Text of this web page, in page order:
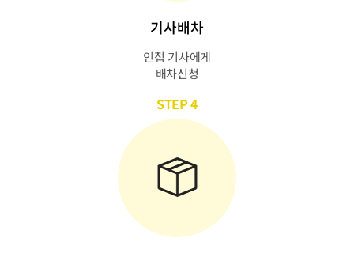
기사배차
인접 기사에게
배차신청
STEP 4